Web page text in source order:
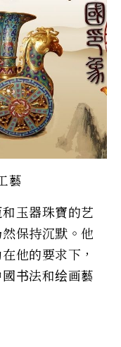
藝
玉器珠寶的艺
保持沉默。他
他的要求下，
书法和绘画藝